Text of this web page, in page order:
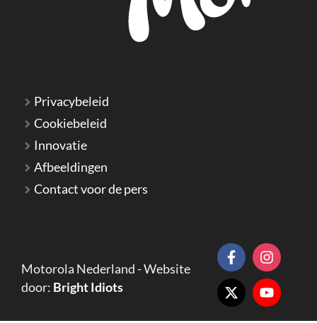
Privacybeleid
Cookiebeleid
Innovatie
Afbeeldingen
Contact voor de pers
Motorola Nederland - Website
door: Bright Idiots